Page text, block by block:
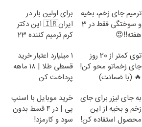
ترمیم جای زخم، بخیه
و سوختگی فقط در 3
هفته!!😍
برای اولین بار در
ایران🇮🇷 این دکتر
کرم ترمیم کننده 23
توی کمتر از 20 روز
جای زخماتو محو کن!
🔥 (با ضمانت)
۱ میلیارد اعتبار خرید
قسطی طلا | ۱۸ ماهه
پرداخت کن
به جای لیزر برای جای
زخم و بخیه از این
محصول استفاده کن!
خرید موبایل با اسنپ
پی | در ۴ قسط بدون
سود و کارمزد!